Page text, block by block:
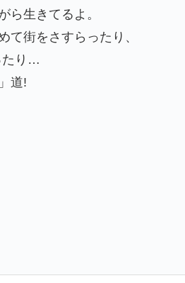
ら生きてるよ。
て街をさすらったり、
たり…
道!